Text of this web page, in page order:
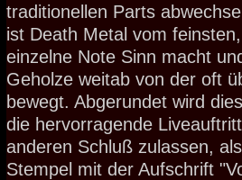
traditionellen Parts
ist Death Metal vom
einzelne Note Sinn macht
Geholze weitab von der oft
bewegt. Abgerundet wird
die hervorragende
anderen Schluß zulassen,
Stempel mit der Aufschrift